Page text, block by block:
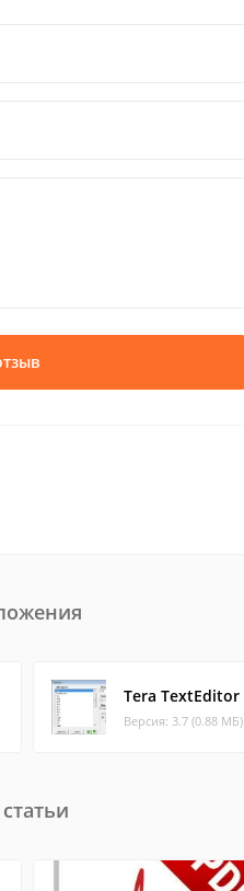
Tera TextEditor
Версия: 3.7 (0.88 МБ)